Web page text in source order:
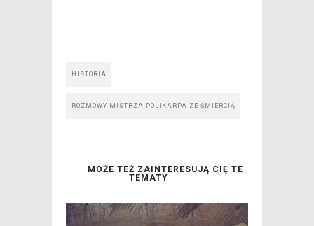
HISTORIA
ROZMOWY MISTRZA POLIKARPA ZE ŚMIERCIĄ
MOŻE TEŻ ZAINTERESUJĄ CIĘ TE
TEMATY